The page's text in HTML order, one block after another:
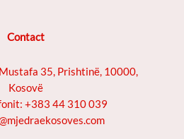
Contact
35, Prishtinë, 10000,
Kosovë
+383 44 310 039